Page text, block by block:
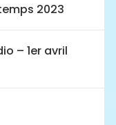
2023
– 1er avril